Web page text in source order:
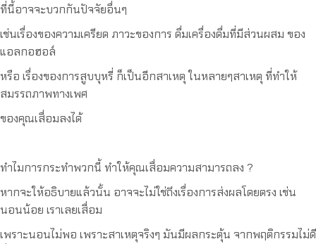
ที่นี้อาจจะบวกกันปัจจัยอื่นๆ
เช่นเรื่องของความเครียด ภาวะของการ ดื่มเครื่องดื่มที่มีส่วนผสม ของ
แอลกอฮอล์
หรือ เรื่องของการสูบบุหรี่ ก็เป็นอีกสาเหตุ ในหลายๆสาเหตุ ที่ทำให้
สมรรถภาพทางเพศ
ของคุณเสื่อมลงได้
ทำไมการกระทำพวกนี้ ทำให้คุณเสื่อมความสามารถลง ?
หากจะให้อธิบายแล้วนั้น อาจจะไม่ใช่ถึงเรื่องการส่งผลโดยตรง เช่น
นอนน้อย เราเลยเสื่อม
เพราะนอนไม่พอ เพราะสาเหตุจริงๆ มันมีผลกระตุ้น จากพฤติกรรมไม่ดี